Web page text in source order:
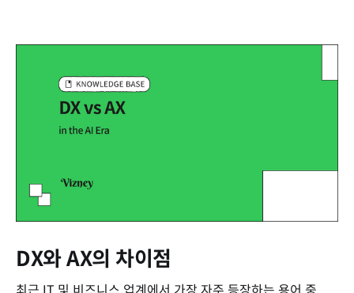
DX와 AX의 차이점